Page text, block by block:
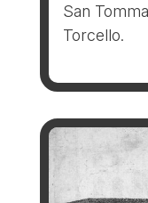
San
Torcello.